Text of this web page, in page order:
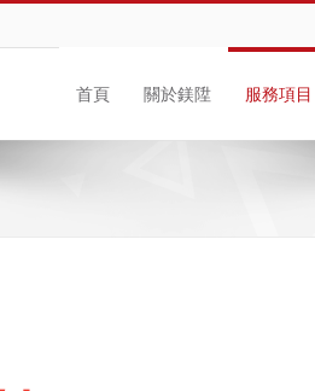
首頁 關於鎂陞 服務項目